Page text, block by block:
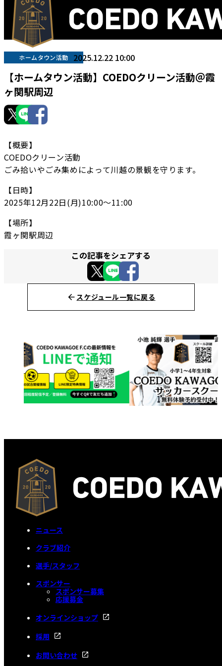
ホームタウン活動 2025.12.22 10:00
【ホームタウン活動】COEDOクリーン活動＠霞
ヶ関駅周辺
【概要】
COEDOクリーン活動
ごみ拾いやごみ集めによって川越の景観を守ります。
【日時】
2025年12月22日(月)10:00〜11:00
【場所】
霞ヶ関駅周辺
この記事をシェアする
スケジュール一覧に戻る
ニュース
クラブ紹介
選手/スタッフ
スポンサー
スポンサー募集
応援募金
オンラインショップ
採用
お問い合わせ